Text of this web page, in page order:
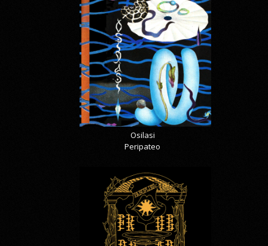
Osilasi
Peripateo